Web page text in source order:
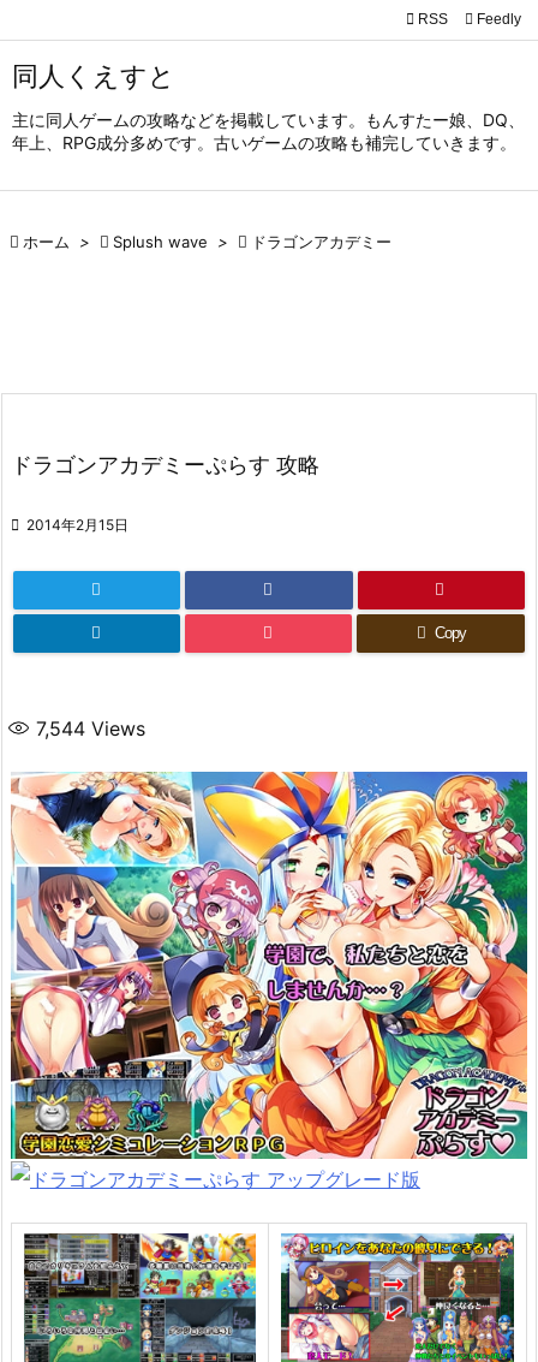
同人くえすと
主に同人ゲームの攻略などを掲載しています。もんすたー娘、DQ、
年上、RPG成分多めです。古いゲームの攻略も補完していきます。

サイド
前へ
 RSS Feedly
 ホーム >  Splush wave >  ドラゴンアカデミー
ドラゴンアカデミーぷらす 攻略
 2014年2月15日
Copy
7,544 Views